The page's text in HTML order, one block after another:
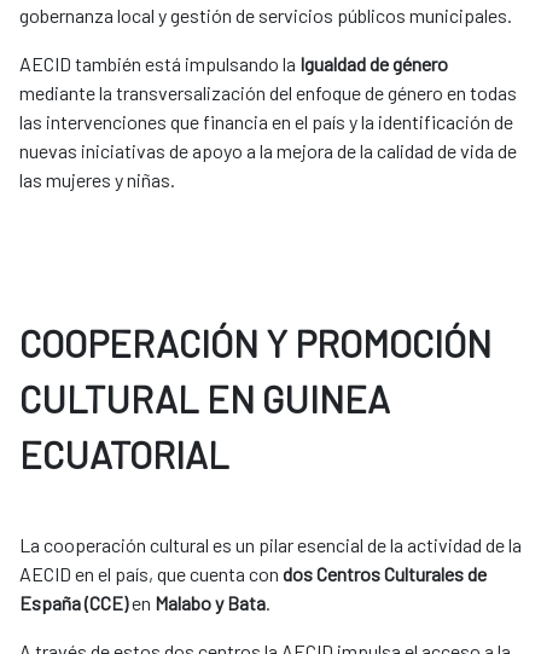
gobernanza local y gestión de servicios públicos municipales.
AECID también está impulsando la Igualdad de género
mediante la transversalización del enfoque de género en todas
las intervenciones que financia en el país y la identificación de
nuevas iniciativas de apoyo a la mejora de la calidad de vida de
las mujeres y niñas.
COOPERACIÓN Y PROMOCIÓN
CULTURAL EN GUINEA
ECUATORIAL
La cooperación cultural es un pilar esencial de la actividad de la
AECID en el país, que cuenta con dos Centros Culturales de
España (CCE)en Malabo y Bata.